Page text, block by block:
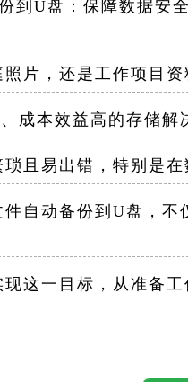
到U盘：保障数据安
片，还是工作项目资
本效益高的存储解
且易出错，特别是在
自动备份到U盘，不
这一目标，从准备工